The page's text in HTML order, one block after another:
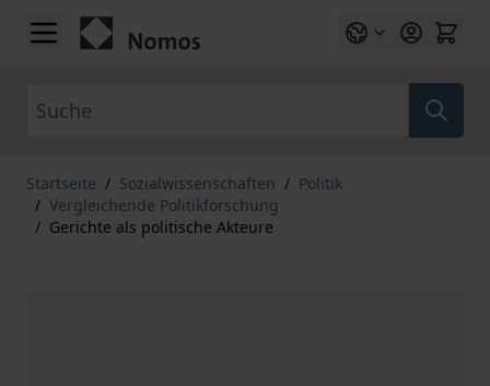
Zum Inhalt springen
Startseite / Sozialwissenschaften / Politik
/ Vergleichende Politikforschung
/ Gerichte als politische Akteure